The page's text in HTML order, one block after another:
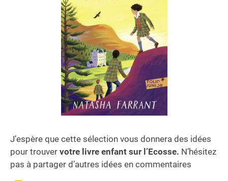
J’espère que cette sélection vous donnera des idées
pour trouver votre livre enfant sur l’Ecosse. N’hésitez
pas à partager d’autres idées en commentaires